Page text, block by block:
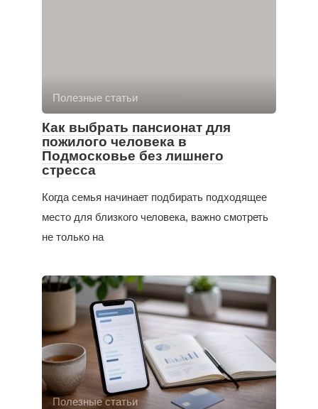
Полезные статьи
Как выбрать пансионат для
пожилого человека в
Подмосковье без лишнего
стресса
Когда семья начинает подбирать подходящее
место для близкого человека, важно смотреть
не только на
Полезные статьи